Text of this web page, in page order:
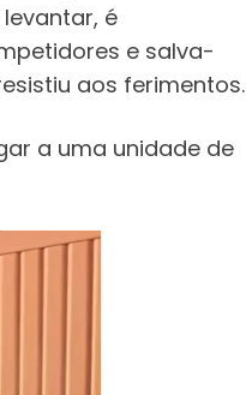
é
e salva-
aos ferimentos.
a uma unidade de